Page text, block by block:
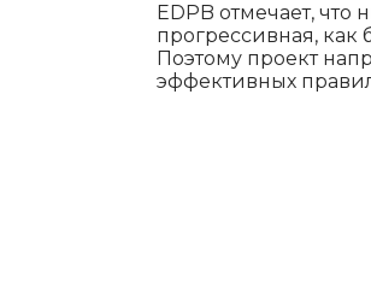
EDPB отмечает, что
прогрессивная, как
Поэтому проект
эффективных